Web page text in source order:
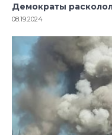
Демократы
08.19.2024